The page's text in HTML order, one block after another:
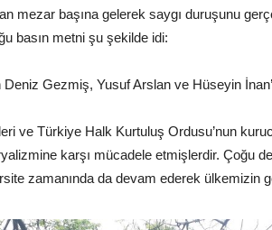
mezar başına gelerek saygı duruşunu
basın metni şu şekilde idi:
Gezmiş, Yusuf Arslan ve Hüseyin
ve Türkiye Halk Kurtuluş Ordusu’nun
karşı mücadele etmişlerdir. Çoğu
zamanında da devam ederek ülkemizin